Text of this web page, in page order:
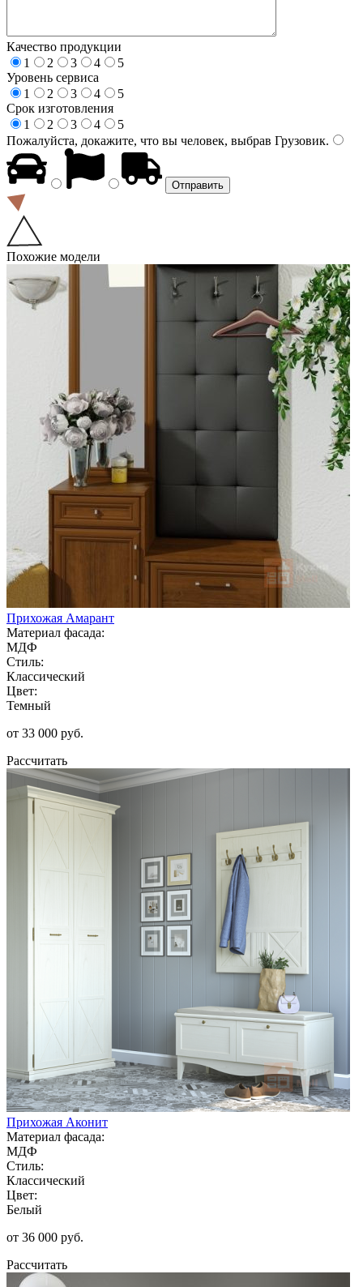
Качество продукции
1
2 3 4
5
Уровень сервиса
1
2 3 4
5
Срок изготовления
1
2 3 4
5
Пожалуйста, докажите, что вы человек, выбрав Грузовик.
Похожие модели
Прихожая Амарант
Материал фасада:
МДФ
Стиль:
Классический
Цвет:
Темный
от 33 000 руб.
Рассчитать
Прихожая Аконит
Материал фасада:
МДФ
Стиль:
Классический
Цвет:
Белый
от 36 000 руб.
Рассчитать